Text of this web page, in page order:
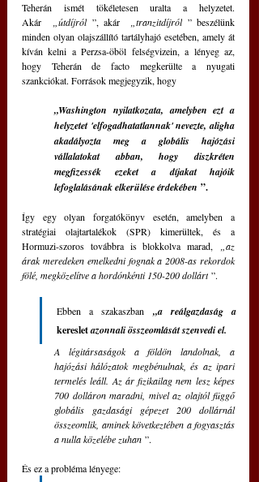
Teherán ismét tökéletesen uralta a helyzetet.
Akár
„útdíjról ”, akár „tranzitdíjról ” beszélünk
minden olyan olajszállító tartályhajó esetében, amely át
kíván kelni a Perzsa-öböl felségvizein, a lényeg az,
hogy Teherán de facto megkerülte a nyugati
szankciókat. Források megjegyzik, hogy
„Washington nyilatkozata, amelyben ezt a
helyzetet 'elfogadhatatlannak' nevezte, aligha
akadályozta meg a globális hajózási
vállalatokat abban, hogy diszkréten
megfizessék ezeket a díjakat hajóik
lefoglalásának elkerülése érdekében ”.
Így egy olyan forgatókönyv esetén, amelyben a
stratégiai olajtartalékok (SPR) kimerültek, és a
Hormuzi-szoros továbbra is blokkolva marad,
„az
árak meredeken emelkedni fognak a 2008-as rekordok
fölé, megközelítve a hordónkénti 150-200 dollárt ”.
Ebben a szakaszban
kereslet azonnali összeomlását szenvedi el.
A légitársaságok a földön landolnak, a
hajózási hálózatok megbénulnak, és az ipari
termelés leáll. Az ár fizikailag nem lesz képes
700 dolláron maradni, mivel az olajtól függő
globális gazdasági gépezet 200 dollárnál
összeomlik, aminek következtében a fogyasztás
a nulla közelébe zuhan ”.
És ez a probléma lényege: